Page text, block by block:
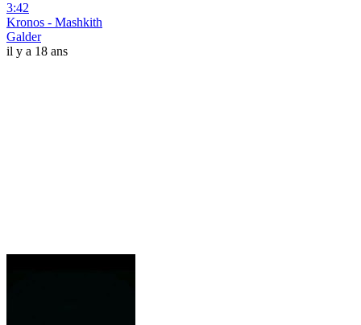
3:42
Kronos - Mashkith
Galder
il y a 18 ans